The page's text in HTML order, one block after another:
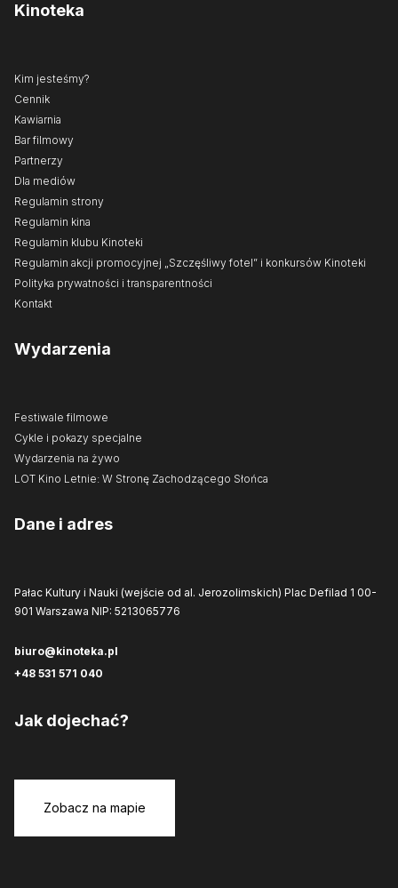
Kinoteka
Kim jesteśmy?
Cennik
Kawiarnia
Bar filmowy
Partnerzy
Dla mediów
Regulamin strony
Regulamin kina
Regulamin klubu Kinoteki
Regulamin akcji promocyjnej „Szczęśliwy fotel” i konkursów Kinoteki
Polityka prywatności i transparentności
Kontakt
Wydarzenia
Festiwale filmowe
Cykle i pokazy specjalne
Wydarzenia na żywo
LOT Kino Letnie: W Stronę Zachodzącego Słońca
Dane i adres
Pałac Kultury i Nauki (wejście od al. Jerozolimskich) Plac Defilad 1 00-
901 Warszawa NIP: 5213065776
biuro@kinoteka.pl
+48 531 571 040
Jak dojechać?
Zobacz na mapie